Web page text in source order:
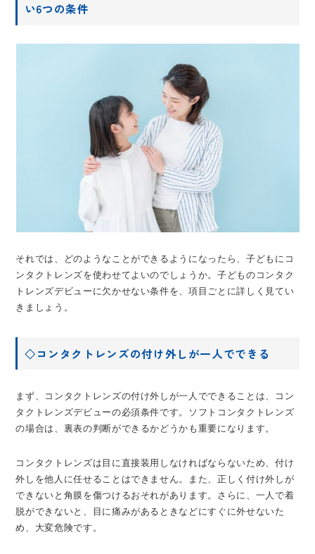
い6つの条件
それでは、どのようなことができるようになったら、子どもにコ
ンタクトレンズを使わせてよいのでしょうか。子どものコンタク
トレンズデビューに欠かせない条件を、項目ごとに詳しく見てい
きましょう。
◇コンタクトレンズの付け外しが一人でできる
まず、コンタクトレンズの付け外しが一人でできることは、コン
タクトレンズデビューの必須条件です。ソフトコンタクトレンズ
の場合は、裏表の判断ができるかどうかも重要になります。
コンタクトレンズは目に直接装用しなければならないため、付け
外しを他人に任せることはできません。また、正しく付け外しが
できないと角膜を傷つけるおそれがあります。さらに、一人で着
脱ができないと、目に痛みがあるときなどにすぐに外せないた
め、大変危険です。